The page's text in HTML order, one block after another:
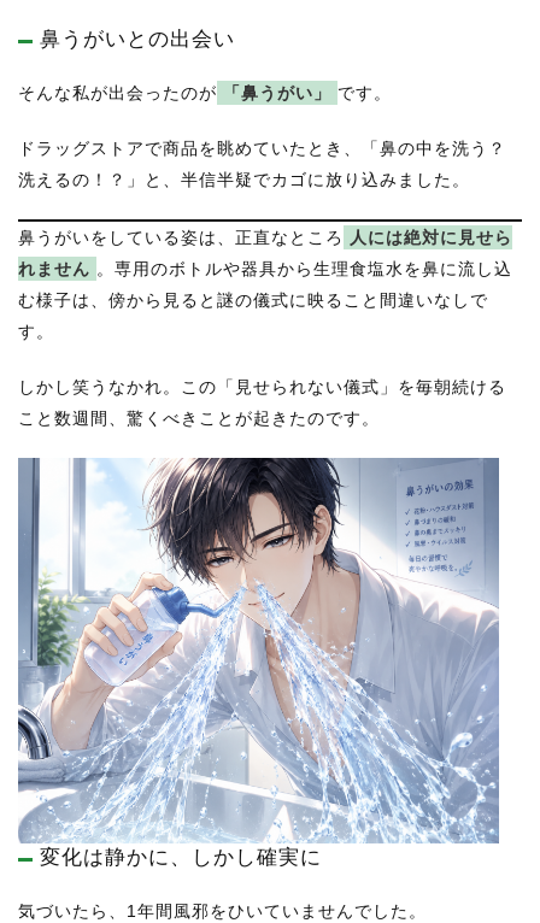
鼻うがいとの出会い
そんな私が出会ったのが 「鼻うがい」 です。
ドラッグストアで商品を眺めていたとき、「鼻の中を洗う？
洗えるの！？」と、半信半疑でカゴに放り込みました。
鼻うがいをしている姿は、正直なところ
人には絶対に見せら
れません 。専用のボトルや器具から生理食塩水を鼻に流し込
む様子は、傍から見ると謎の儀式に映ること間違いなしで
す。
しかし笑うなかれ。この「見せられない儀式」を毎朝続ける
こと数週間、驚くべきことが起きたのです。
変化は静かに、しかし確実に
気づいたら、1年間風邪をひいていませんでした。